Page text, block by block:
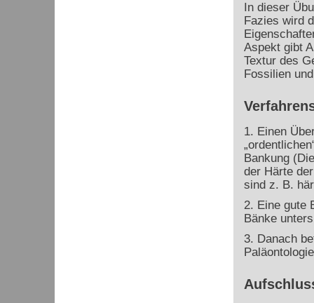
In dieser
Fazies wird
Aspekt gibt
Textur des
Fossilien
1. Einen
Bankung
der Härte
sind z. B.
2. Eine gute
Bänke
3. Danach